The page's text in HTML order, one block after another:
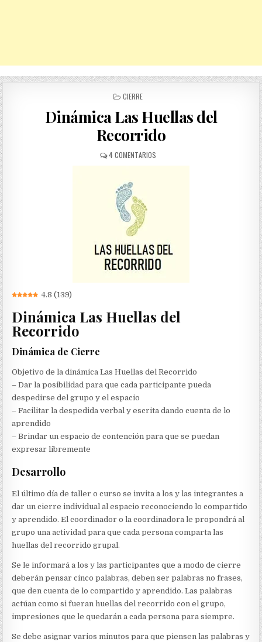
POSTED
CIERRE
Dinámica Las Huellas del
Recorrido
4 COMENTARIOS
4.8 (139)
Dinámica Las Huellas del
Recorrido
Dinámica de Cierre
Objetivo de la dinámica Las Huellas del Recorrido
– Dar la posibilidad para que cada participante pueda
despedirse del grupo y el espacio
– Facilitar la despedida verbal y escrita dando cuenta de lo
aprendido
– Brindar un espacio de contención para que se puedan
expresar libremente
Desarrollo
El último día de taller o curso se invita a los y las integrantes a
dar un cierre individual al espacio reconociendo lo compartido
y aprendido. El coordinador o la coordinadora le propondrá al
grupo una actividad para que cada persona comparta las
huellas del recorrido grupal.
Se le informará a los y las participantes que a modo de cierre
deberán pensar cinco palabras, deben ser palabras no frases,
que den cuenta de lo compartido y aprendido. Las palabras
actúan como si fueran huellas del recorrido con el grupo,
impresiones que le quedarán a cada persona para siempre.
Se debe asignar varios minutos para que piensen las palabras y